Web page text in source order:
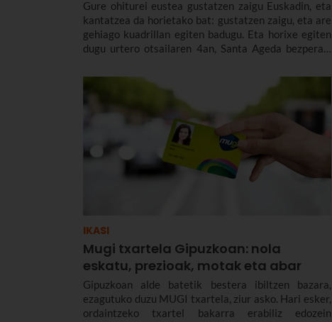
Gure ohiturei eustea gustatzen zaigu Euskadin, eta
kantatzea da horietako bat: gustatzen zaigu, eta are
gehiago kuadrillan egiten badugu. Eta horixe egiten
dugu urtero otsailaren 4an, Santa Ageda bezperan.
abesbatzak eta taldeak kalez kale ibiltzen dira, Ama
Birjinaren omenez kantuan eta ongintzako kausa
baterako dirua biltzen. Santa Agedaren historia
kontatuko dizugu hemen, nola ospatzen den Bilbon
eta Euskadiko beste herri batzuetan, ez dezazun
Santa Ageda bezperan huts egin.
IKASI
Mugi txartela Gipuzkoan: nola
eskatu, prezioak, motak eta abar
Gipuzkoan alde batetik bestera ibiltzen bazara,
ezagutuko duzu MUGI txartela, ziur asko. Hari esker,
ordaintzeko txartel bakarra erabiliz edozein